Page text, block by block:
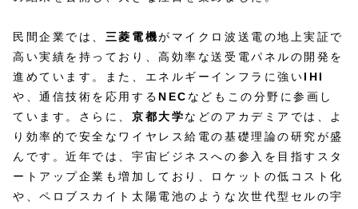
民間企業では、 三菱電機がマイクロ波送電の地上実証で
高い実績を持っており、高効率な送受電パネルの開発を
進めています。また、エネルギーインフラに強いIHI
や、通信技術を応用する NEC などもこの分野に参画し
ています。さらに、京都大学などのアカデミアでは、よ
り効率的で安全なワイヤレス給電の基礎理論の研究が盛
んです。近年では、宇宙ビジネスへの参入を目指すスタ
ートアップ企業も増加しており、ロケットの低コスト化
や、ペロブスカイト太陽電池のような次世代型セルの宇